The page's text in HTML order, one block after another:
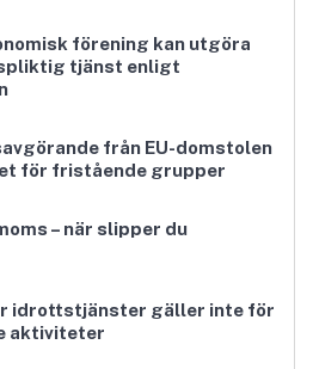
förening kan utgöra
tjänst enligt
från EU-domstolen
för fristående grupper
– när slipper du
idrottstjänster gäller inte för
aktiviteter